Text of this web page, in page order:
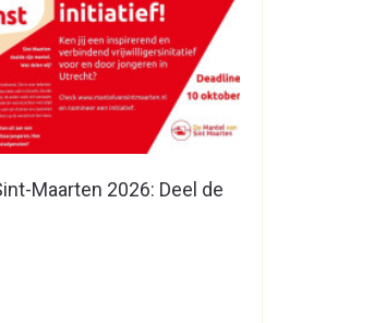
Maarten 2026: Deel de